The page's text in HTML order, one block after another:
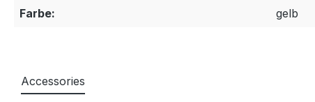
Farbe: gelb
Accessories